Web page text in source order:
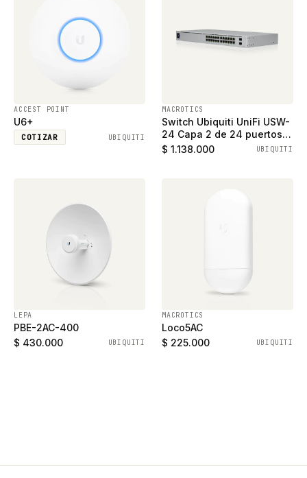
ACCEST POINT
U6+
COTIZAR UBIQUITI
MACROTICS
Switch Ubiquiti UniFi USW-
24 Capa 2 de 24 puertos
ethernet gigabit y 2
$ 1.138.000 UBIQUITI
LEPA
PBE-2AC-400
$ 430.000
UBIQUITI
MACROTICS
Loco5AC
$ 225.000
UBIQUITI